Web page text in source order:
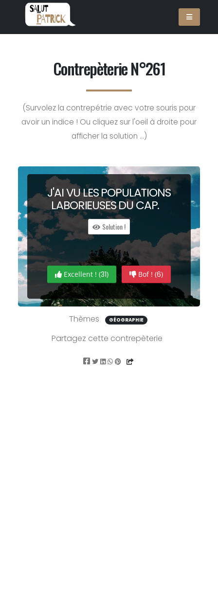
Contrepèterie N°261
(Survolez la contrepétrie avec votre souris pour
avoir un indice ! Ou cliquez sur l'oeil à droite pour
afficher la solution ...)
J'AI VU LESPOPULATIONS
LABORIEUSES DUCAP.
Solution !
Excellent ! (31) Bof ! (6)
Thèmes GÉOGRAPHIE
Partagez cette contrepèterie